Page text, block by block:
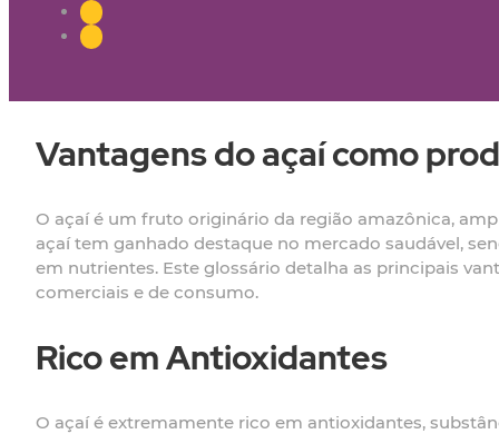
Vantagens do açaí como
O açaí é um fruto originário da região amazônica,
açaí tem ganhado destaque no mercado saudável,
em nutrientes. Este glossário detalha as principais
comerciais e de consumo.
Rico em Antioxidantes
O açaí é extremamente rico em antioxidantes,